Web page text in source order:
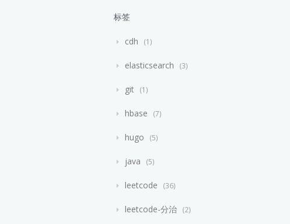
标签
cdh 1
elasticsearch 3
git 1
hbase 7
hugo 5
java 5
leetcode 36
leetcode-分治 2